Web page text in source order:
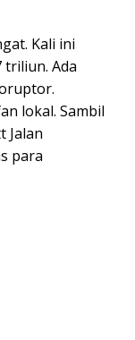
Kali ini
triliun. Ada
lokal. Sambil
Jalan
para